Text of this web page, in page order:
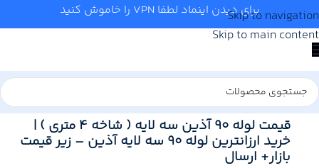
Skip to navigation
Skip to main content
برای دیدن اینماد لطفا VPN را خاموش کنید
آب و تاسیسات
قیمت لوله 90 آذین سه لایه ( شاخه 4 متری ) |
خرید ارزانترین لوله 90 سه لایه آذین – زیر قیمت
بازار+ ارسال